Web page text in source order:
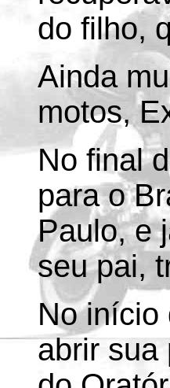
do filho,
Ainda
motos,
No final
para o
Paulo, e
seu pai,
No início
abrir sua